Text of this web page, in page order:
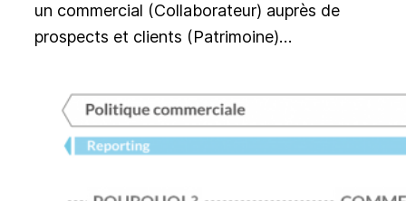
un commercial (Collaborateur) auprès de
prospects et clients (Patrimoine)…